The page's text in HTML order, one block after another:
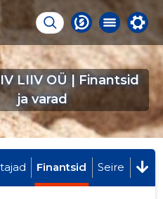
LIIV OÜ | Finantsid
ja varad
Finantsid Seire